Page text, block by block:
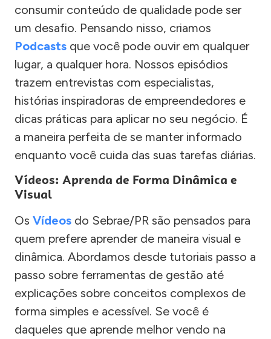
consumir conteúdo de qualidade pode ser
um desafio. Pensando nisso, criamos
Podcasts que você pode ouvir em qualquer
lugar, a qualquer hora. Nossos episódios
trazem entrevistas com especialistas,
histórias inspiradoras de empreendedores e
dicas práticas para aplicar no seu negócio. É
a maneira perfeita de se manter informado
enquanto você cuida das suas tarefas diárias.
Vídeos: Aprenda de Forma Dinâmica e
Visual
Os Vídeos do Sebrae/PR são pensados para
quem prefere aprender de maneira visual e
dinâmica. Abordamos desde tutoriais passo a
passo sobre ferramentas de gestão até
explicações sobre conceitos complexos de
forma simples e acessível. Se você é
daqueles que aprende melhor vendo na